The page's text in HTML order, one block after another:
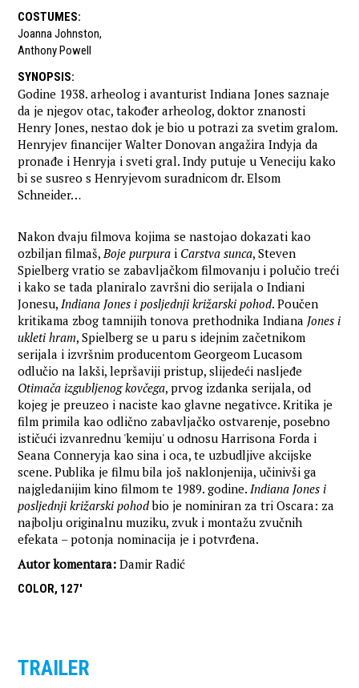
COSTUMES:
Joanna Johnston,
Anthony Powell
SYNOPSIS:
Godine 1938. arheolog i avanturist Indiana Jones saznaje
da je njegov otac, također arheolog, doktor znanosti
Henry Jones, nestao dok je bio u potrazi za svetim gralom.
Henryjev financijer Walter Donovan angažira Indyja da
pronađe i Henryja i sveti gral. Indy putuje u Veneciju kako
bi se susreo s Henryjevom suradnicom dr. Elsom
Schneider…
Nakon dvaju filmova kojima se nastojao dokazati kao
ozbiljan filmaš,Boje purpura i Carstva sunca, Steven
Spielberg vratio se zabavljačkom filmovanju i polučio treći
i kako se tada planiralo završni dio serijala o Indiani
Jonesu,Indiana Jones i posljednji križarski pohod. Poučen
kritikama zbog tamnijih tonova prethodnika Indiana Jones i
ukleti hram, Spielberg se u paru s idejnim začetnikom
serijala i izvršnim producentom Georgeom Lucasom
odlučio na lakši, lepršaviji pristup, slijedeći nasljeđe
Otimača izgubljenog kovčega, prvog izdanka serijala, od
kojeg je preuzeo i naciste kao glavne negativce. Kritika je
film primila kao odlično zabavljačko ostvarenje, posebno
ističući izvanrednu 'kemiju' u odnosu Harrisona Forda i
Seana Conneryja kao sina i oca, te uzbudljive akcijske
scene. Publika je filmu bila još naklonjenija, učinivši ga
najgledanijim kino filmom te 1989. godine.Indiana Jones i
posljednji križarski pohodbio je nominiran za tri Oscara: za
najbolju originalnu muziku, zvuk i montažu zvučnih
efekata – potonja nominacija je i potvrđena.
Autor komentara: Damir Radić
COLOR, 127'
TRAILER